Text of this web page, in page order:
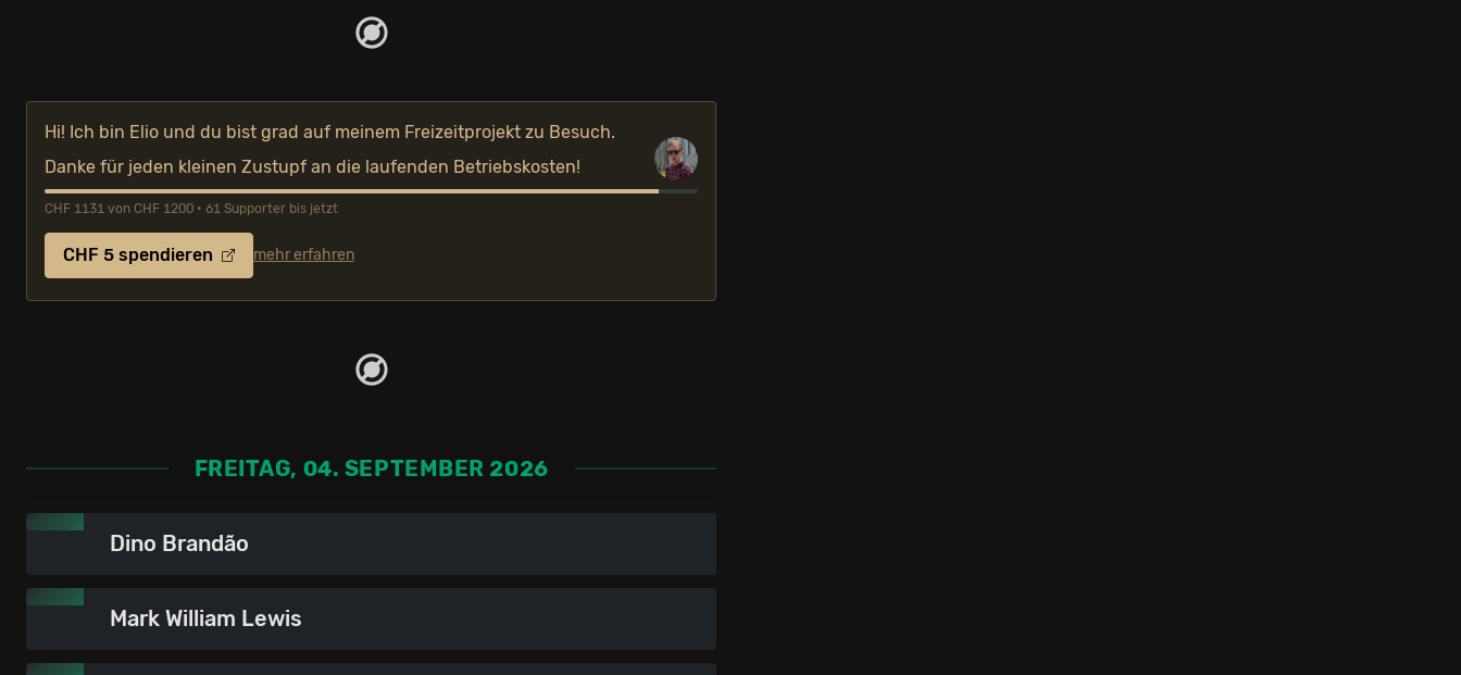
Hi! Ich bin Elio und du bist grad auf meinem Freizeitprojekt zu Besuch.
Danke für jeden kleinen Zustupf an die laufenden Betriebskosten!
CHF 1131 von CHF 1200 • 61 Supporter bis jetzt
CHF 5 spendieren mehr erfahren
FREITAG, 04. SEPTEMBER 2026
Dino Brandão
Mark William Lewis